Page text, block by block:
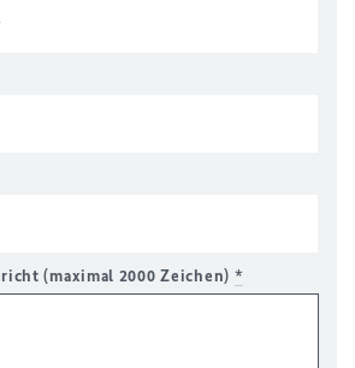
(maximal 2000 Zeichen) *